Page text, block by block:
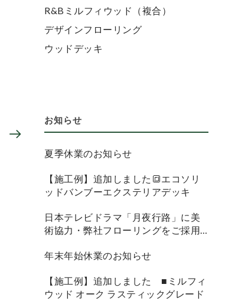
R&Bミルフィウッド（複合）
デザインフローリング
ウッドデッキ
お知らせ
夏季休業のお知らせ
【施工例】追加しました🔳エコソリ
ッドバンブーエクステリアデッキ
日本テレビドラマ「月夜行路」に美
術協力・弊社フローリングをご採用
年末年始休業のお知らせ
【施工例】追加しました ■ミルフィ
ウッド オーク ラスティックグレード